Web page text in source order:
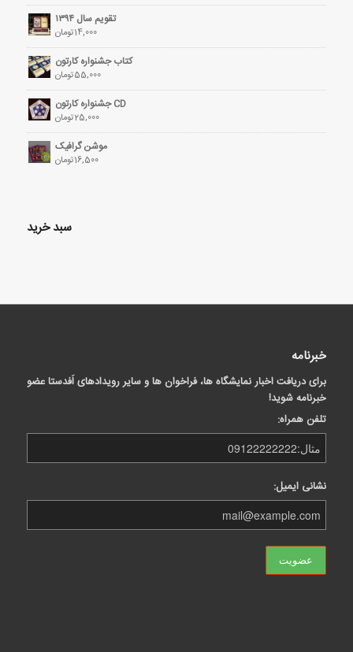
تقویم سال ۱۳۹۴
14,000تومان
کتاب جشنواره کارتون
55,000تومان
CD جشنواره کارتون
25,000تومان
موشن گرافیک
16,500تومان
سبد خرید
خبرنامه
برای دریافت اخبار نمایشگاه ها، فراخوان ها و سایر رویدادهای اَفدستا عضو
خبرنامه شوید!
تلفن همراه:
نشانی ایمیل: